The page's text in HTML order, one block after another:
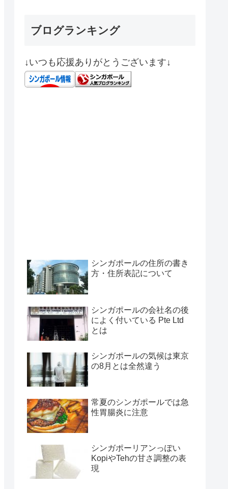
ブログランキング
↓いつも応援ありがとうございます↓
シンガポールの住所の書き
方・住所表記について
シンガポールの会社名の後
によく付いている Pte Ltd
とは
シンガポールの気候は東京
の8月とは全然違う
常夏のシンガポールでは急
性胃腸炎に注意
シンガポーリアンっぽい
KopiやTehの甘さ調整の表
現